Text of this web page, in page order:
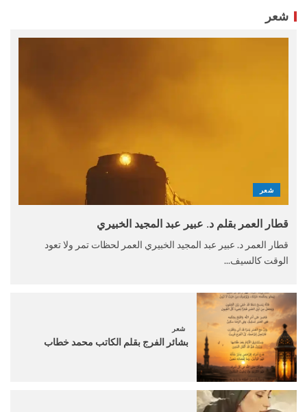
شعر
شعر
قطار العمر بقلم د. عبير عبد المجيد الخبيري
قطار العمر د. عبير عبد المجيد الخبيري العمر لحظات تمر ولا تعود
الوقت كالسيف...
شعر
بشائر الفرج بقلم الكاتب محمد خطاب